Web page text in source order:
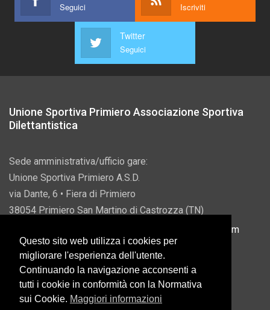
Seguici Iscriviti
Twitter
Seguici
Unione Sportiva Primiero Associazione Sportiva
Dilettantistica
Sede amministrativa/ufficio gare:
Unione Sportiva Primiero A.S.D.
via Dante, 6 • Fiera di Primiero
38054 Primiero San Martino di Castrozza (TN)
info@usprimiero.com
Vantaggi da Pubblica Amministrazione
Questo sito web utilizza i cookies per
migliorare l'esperienza dell'utente.
Continuando la navigazione acconsenti a
tutti i cookie in conformità con la Normativa
sui Cookie. Maggiori informazioni